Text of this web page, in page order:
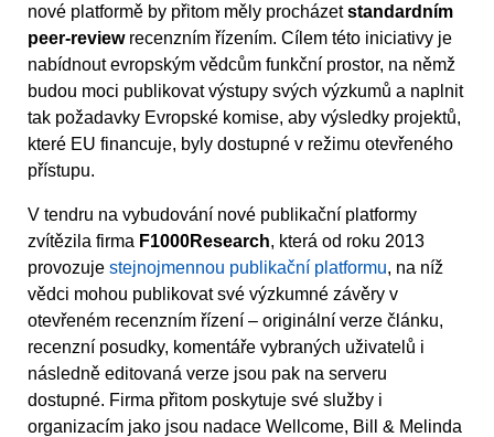
nové platformě by přitom měly procházetstandardním
peer-reviewrecenzním řízením. Cílem této iniciativy je
nabídnout evropským vědcům funkční prostor, na němž
budou moci publikovat výstupy svých výzkumů a naplnit
tak požadavky Evropské komise, aby výsledky projektů,
které EU financuje, byly dostupné v režimu otevřeného
přístupu.
V tendru na vybudování nové publikační platformy
zvítězila firma F1000Research, která od roku 2013
provozuje stejnojmennou publikační platformu, na níž
vědci mohou publikovat své výzkumné závěry v
otevřeném recenzním řízení – originální verze článku,
recenzní posudky, komentáře vybraných uživatelů i
následně editovaná verze jsou pak na serveru
dostupné. Firma přitom poskytuje své služby i
organizacím jako jsou nadace Wellcome, Bill & Melinda